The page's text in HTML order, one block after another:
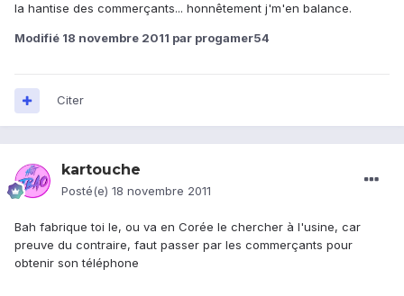
la hantise des commerçants... honnêtement j'm'en balance.
Modifié 18 novembre 2011 par progamer54
Citer
kartouche
Posté(e) 18 novembre 2011
Bah fabrique toi le, ou va en Corée le chercher à l'usine, car
preuve du contraire, faut passer par les commerçants pour
obtenir son téléphone